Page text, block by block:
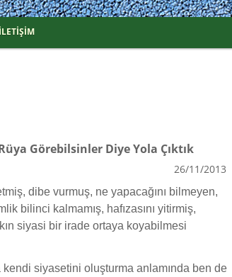
İLETİŞİM
Görebilsinler Diye Yola Çıktık
26/11/2013
dibe vurmuş, ne yapacağını bilmeyen,
bilinci kalmamış, hafızasını yitirmiş,
siyasi bir irade ortaya koyabilmesi
kendi siyasetini oluşturma anlamında ben de